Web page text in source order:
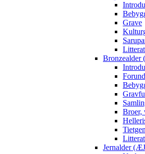
Grave
Bronzealder
Broer,
Jernalder